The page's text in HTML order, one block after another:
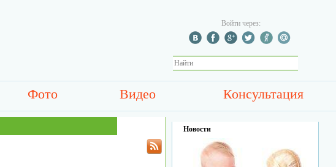
Войти через:
Фото Видео Консультация
Новости